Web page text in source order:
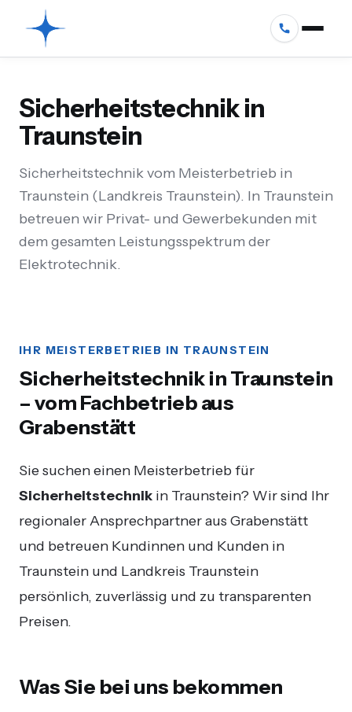
Sicherheitstechnik in
Traunstein
Sicherheitstechnik vom Meisterbetrieb in
Traunstein (Landkreis Traunstein). In Traunstein
betreuen wir Privat- und Gewerbekunden mit
dem gesamten Leistungsspektrum der
Elektrotechnik.
IHR MEISTERBETRIEB IN TRAUNSTEIN
Sicherheitstechnik in Traunstein
– vom Fachbetrieb aus
Grabenstätt
Sie suchen einen Meisterbetrieb für
Sicherheitstechnik in Traunstein? Wir sind Ihr
regionaler Ansprechpartner aus Grabenstätt
und betreuen Kundinnen und Kunden in
Traunstein und Landkreis Traunstein
persönlich, zuverlässig und zu transparenten
Preisen.
Was Sie bei uns bekommen